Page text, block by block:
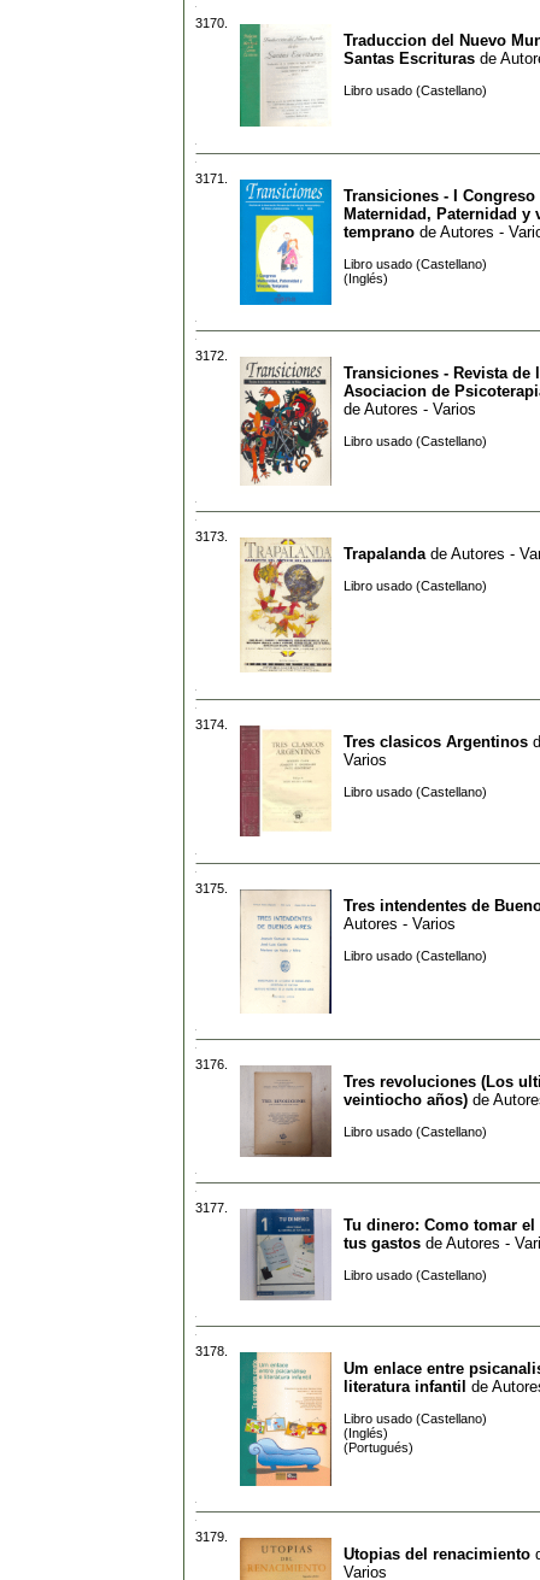
3170.
Traduccion del Nuevo
Santas Escrituras de
Libro usado (Castellano)
3171.
Transiciones - I Congreso
Maternidad, Paternidad y
temprano de Autores -
Libro usado (Castellano)
(Inglés)
3172.
Transiciones - Revista de
Asociacion de
de Autores - Varios
Libro usado (Castellano)
3173.
Trapalanda de Autores -
Libro usado (Castellano)
3174.
Tres clasicos Argentinos
Varios
Libro usado (Castellano)
3175.
Tres intendentes de
Autores - Varios
Libro usado (Castellano)
3176.
Tres revoluciones (Los
veintiocho años) de
Libro usado (Castellano)
3177.
Tu dinero: Como tomar
tus gastos de Autores -
Libro usado (Castellano)
3178.
Um enlace entre
literatura infantil de
Libro usado (Castellano)
(Inglés)
(Portugués)
3179.
Utopias del renacimiento
Varios